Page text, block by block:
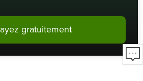
gratuitement